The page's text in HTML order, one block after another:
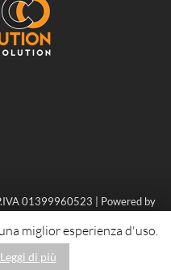
01399960523 | Powered by
miglior esperienza d'uso.
Leggi di più